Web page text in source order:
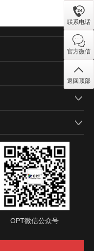
OPT微信公众号
联系电话
官方微信
返回顶部